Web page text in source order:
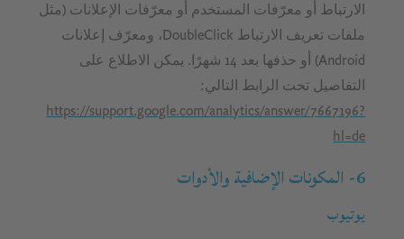
الارتباط أو معرّفات المستخدم أو معرّفات الإعلانات (مثل
ملفات تعريف الارتباط DoubleClick، ومعرّف إعلانات
Android) أو حذفها بعد 14 شهرًا. يمكن الاطلاع على
التفاصيل تحت الرابط التالي:
https://support.google.com/analytics/answer/7667196?
hl=de
6- المكونات الإضافية والأدوات
يوتيوب